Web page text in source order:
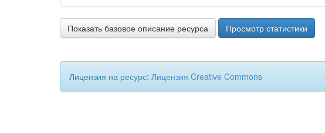
Показать базовое описание ресурса Просмотр статистики
Лицензия на ресурс: Лицензия Creative Commons